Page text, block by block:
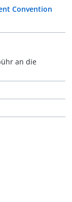
Convention
an die